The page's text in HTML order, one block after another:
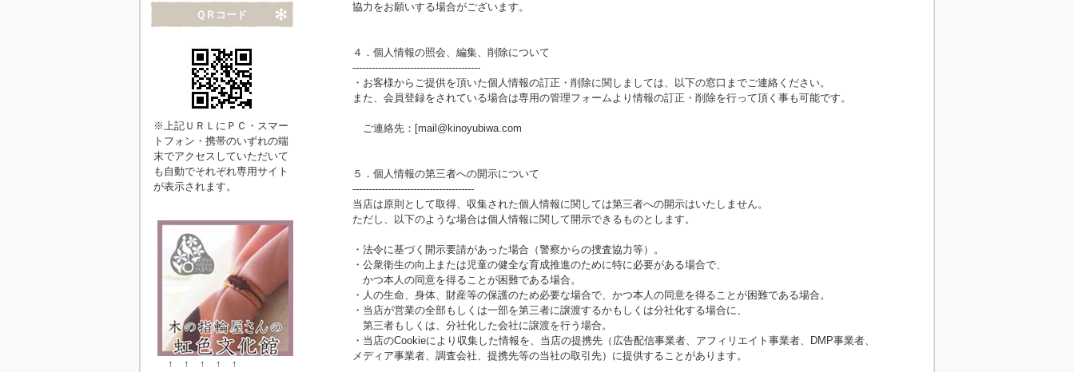
協力をお願いする場合がございます。
４．個人情報の照会、編集、削除について
----------------------------------------
・お客様からご提供を頂いた個人情報の訂正・削除に関しましては、以下の窓口までご連絡ください。
また、会員登録をされている場合は専用の管理フォームより情報の訂正・削除を行って頂く事も可能です。
ご連絡先：[mail@kinoyubiwa.com
５．個人情報の第三者への開示について
--------------------------------------
当店は原則として取得、収集された個人情報に関しては第三者への開示はいたしません。
ただし、以下のような場合は個人情報に関して開示できるものとします。
・法令に基づく開示要請があった場合（警察からの捜査協力等）。
・公衆衛生の向上または児童の健全な育成推進のために特に必要がある場合で、
かつ本人の同意を得ることが困難である場合。
・人の生命、身体、財産等の保護のため必要な場合で、かつ本人の同意を得ることが困難である場合。
・当店が営業の全部もしくは一部を第三者に譲渡するかもしくは分社化する場合に、
第三者もしくは、分社化した会社に譲渡を行う場合。
・当店のCookieにより収集した情報を、当店の提携先（広告配信事業者、アフィリエイト事業者、DMP事業者、
メディア事業者、調査会社、提携先等の当社の取引先）に提供することがあります。
ＱＲコード
※上記ＵＲＬにＰＣ・スマー
トフォン・携帯のいずれの端
末でアクセスしていただいて
も自動でそれぞれ専用サイト
が表示されます。
↑ ↑ ↑ ↑ ↑